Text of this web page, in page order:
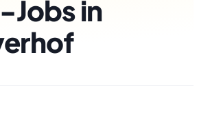
Jobs in